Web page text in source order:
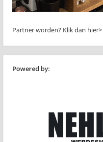
Partner worden? Klik dan hier>
Powered by: